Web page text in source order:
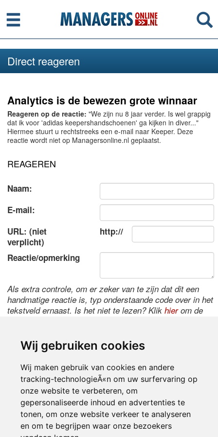
Wij gebruiken cookies
Wij maken gebruik van cookies en andere
tracking-technologieÃ«n om uw surfervaring op
onze website te verbeteren, om
gepersonaliseerde inhoud en advertenties te
tonen, om onze website verkeer te analyseren
en om te begrijpen waar onze bezoekers
Menu
Direct reageren
Analytics is de bewezen grote winnaar
Reageren op de reactie: "We zijn nu 8 jaar verder. Is wel grappig
dat ik voor 'adidas keepershandschoenen' ga kijken in diver..."
Hiermee stuurt u rechtstreeks een e-mail naar Keeper. Deze
reactie wordt niet op Managersonline.nl geplaatst.
REAGEREN
Naam:
E-mail:
URL: (niet
verplicht)
http://
Reactie/opmerking
Als extra controle, om er zeker van te zijn dat dit een
handmatige reactie is, typ onderstaande code over in het
tekstveld ernaast. Is het niet te lezen? Klik hierom de
Inloggen